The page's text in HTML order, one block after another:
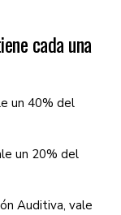
cada una
un 40% del
un 20% del
Auditiva, vale